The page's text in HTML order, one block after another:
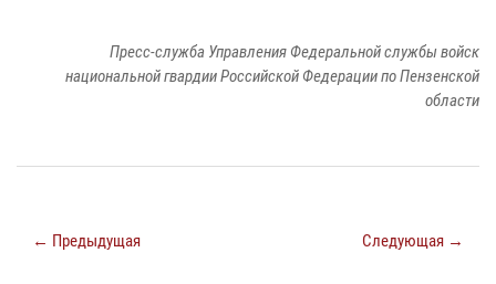
Пресс-служба Управления Федеральной службы войск
национальной гвардии Российской Федерации по Пензенской
области
← Предыдущая Следующая →